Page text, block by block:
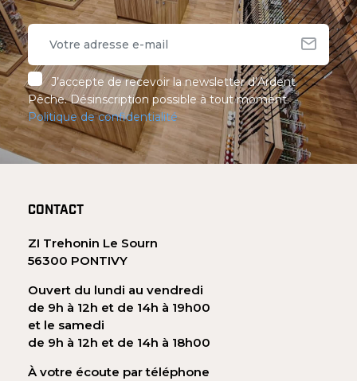
J’accepte de recevoir la newsletter d’Ardent
Pêche. Désinscription possible à tout moment.
Politique de confidentialité
CONTACT
ZI Trehonin Le Sourn
56300 PONTIVY
Ouvert du lundi au vendredi
de 9h à 12h et de 14h à 19h00
et le samedi
de 9h à 12h et de 14h à 18h00
À votre écoute par téléphone